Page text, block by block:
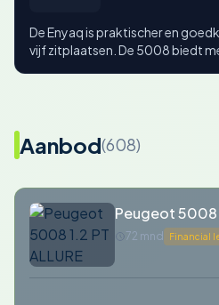
De Enyaq is praktischer en
vijf zitplaatsen. De 5008 biedt
Aanbod(608)
Peugeot 5008
ALLURE
72 mnd Financial